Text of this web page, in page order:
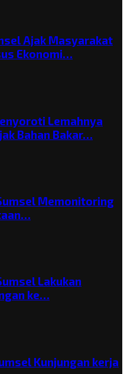
Ajak Masyarakat
Ekonomi…
Lemahnya
Bahan Bakar…
Memonitoring
Lakukan
ke…
Kunjungan kerja